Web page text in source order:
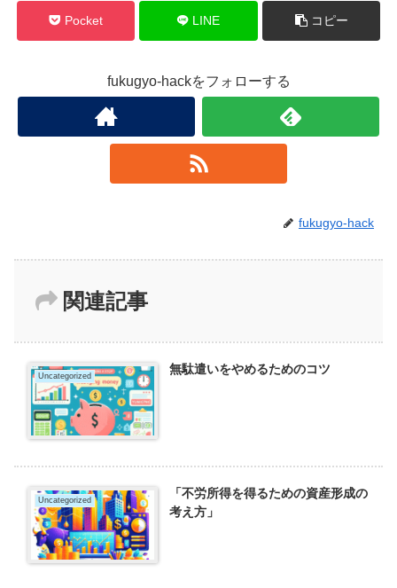
Pocket LINE コピー
fukugyo-hackをフォローする
fukugyo-hack
関連記事
Uncategorized 無駄遣いをやめるためのコツ
Uncategorized
「不労所得を得るための資産形成の
考え方」